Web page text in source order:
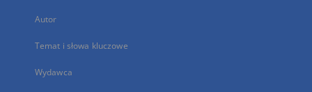
Autor
Temat i słowa kluczowe
Wydawca